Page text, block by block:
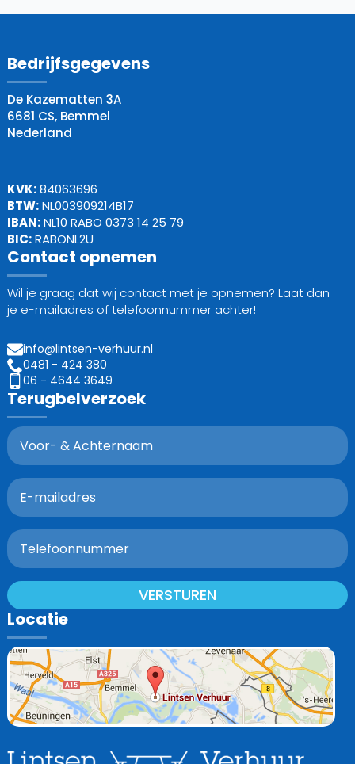
Bedrijfsgegevens
De Kazematten 3A
6681 CS, Bemmel
Nederland
KVK:84063696
BTW:NL003909214B17
IBAN:NL10 RABO 0373 14 25 79
BIC:RABONL2U
Contact opnemen
Wil je graag dat wij contact met je opnemen? Laat dan
je e-mailadres of telefoonnummer achter!
info@lintsen-verhuur.nl
0481 - 424 380
06 - 4644 3649
Terugbelverzoek
VERSTUREN
Locatie